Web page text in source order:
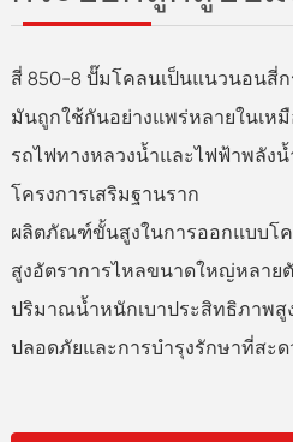
สี่ 850-8 ปั๊มโคลนเป็นแนวนอนสี่
มันถูกใช้กันอย่างแพร่หลายในเห
รถไฟทางหลวงน้ำและไฟฟ้าพลัง
โครงการเสริมฐานราก
ผลิตภัณฑ์ขั้นสูงในการออกแบบโ
สูงอัตราการไหลขนาดใหญ่หลาย
ปริมาณน้ำหนักเบาประสิทธิภาพสู
ปลอดภัยและการบำรุงรักษาที่สะด